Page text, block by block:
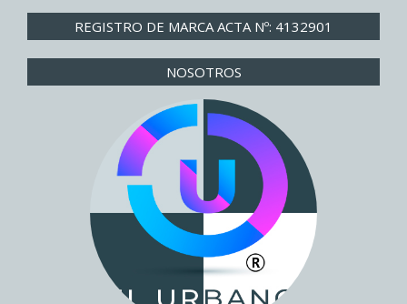
REGISTRO DE MARCA ACTA Nº: 4132901
NOSOTROS